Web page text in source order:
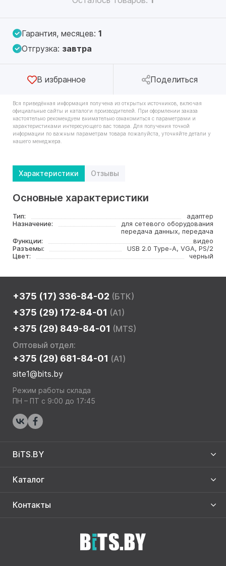
Гарантия, месяцев: 1
Отгрузка: завтра
В избранное Поделиться
Вся приведённая информация получена из открытых источников, включая
официальные сайты и каталоги производителей. При оформлении заказа
настоятельно рекомендуем внимательно ознакомиться с параметрами и
характеристиками интересующего вас товара. Для получения точной
информации по важным параметрам товара пожалуйста, уточняйте детали у
нашего менеджера.
Характеристики Отзывы
Основные характеристики
Тип:
адаптер
Назначение:
для сетевого оборудования
Функции:
передача данных, передача
видео
Разъемы:
USB 2.0 Type-A, VGA, PS/2
Цвет:
черный
+375 (17) 336-84-02 (БТК)
+375 (29) 172-84-01 (A1)
+375 (29) 849-84-01 (MTS)
Оптовый отдел:
+375 (29) 681-84-01 (A1)
site1@bits.by
Режим работы склада
ПН – ПТ с 9:00 до 17:45
BiTS.BY
Каталог
Контакты